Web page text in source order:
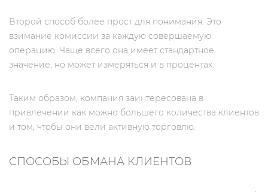
Второй способ более прост для понимания. Это
взимание комиссии за каждую совершаемую
операцию. Чаще всего она имеет стандартное
значение, но может измеряться и в процентах.
Таким образом, компания заинтересована в
привлечении как можно большего количества клиентов
и том, чтобы они вели активную торговлю.
СПОСОБЫ ОБМАНА КЛИЕНТОВ